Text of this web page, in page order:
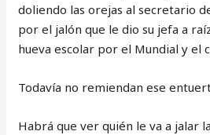
doliendo las orejas al secretario
por el jalón que le dio su jefa a
hueva escolar por el Mundial y el
Todavía no remiendan ese
Habrá que ver quién le va a jalar